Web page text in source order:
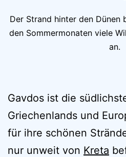
Der Strand hinter den Dünen
den Sommermonaten viele
an.
Gavdos ist die
Griechenlands und
für ihre schönen
nur unweit von Kreta